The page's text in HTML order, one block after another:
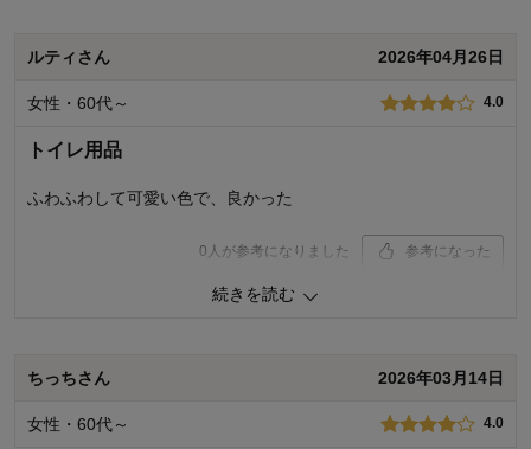
ルティさん 2026年04月26日
女性・60代～ 4.0
トイレ用品
ふわふわして可愛い色で、良かった
0 人が参考になりました 参考になった
4.0
続きを読む
ちっちさん 2026年03月14日
女性・60代～ 4.0